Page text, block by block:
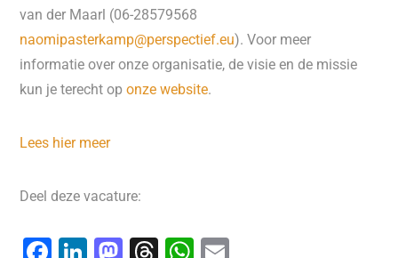
van der Maarl (06-28579568
naomipasterkamp@perspectief.eu). Voor meer
informatie over onze organisatie, de visie en de missie
kun je terecht oponze website.
Lees hier meer
Deel deze vacature: